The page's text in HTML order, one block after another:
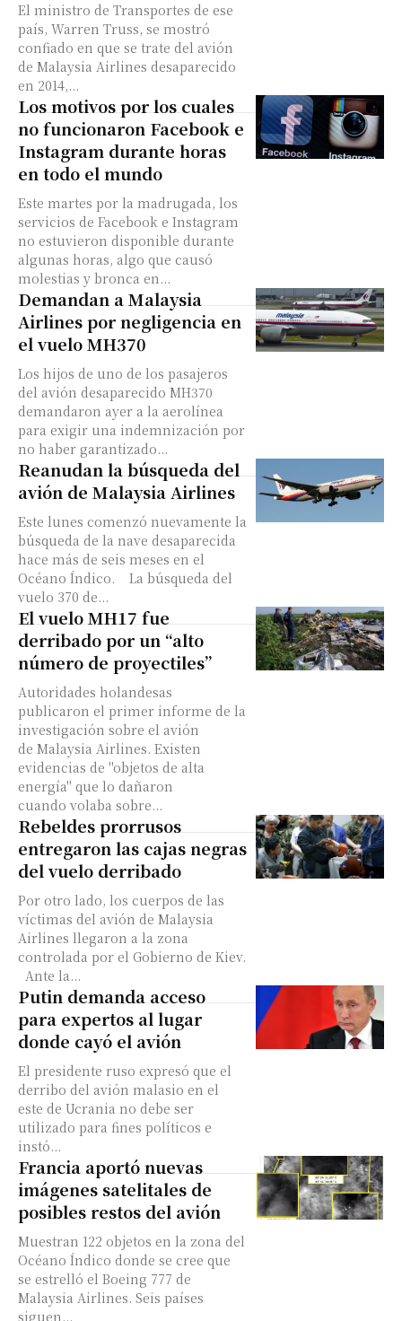
El ministro de Transportes de ese
país, Warren Truss, se mostró
confiado en que se trate del avión
de Malaysia Airlines desaparecido
en 2014,...
Los motivos por los cuales
no funcionaron Facebook e
Instagram durante horas
en todo el mundo
Este martes por la madrugada, los
servicios de Facebook e Instagram
no estuvieron disponible durante
algunas horas, algo que causó
molestias y bronca en...
Demandan a Malaysia
Airlines por negligencia en
el vuelo MH370
Los hijos de uno de los pasajeros
del avión desaparecido MH370
demandaron ayer a la aerolínea
para exigir una indemnización por
no haber garantizado...
Reanudan la búsqueda del
avión de Malaysia Airlines
Este lunes comenzó nuevamente la
búsqueda de la nave desaparecida
hace más de seis meses en el
Océano Índico. La búsqueda del
vuelo 370 de...
El vuelo MH17 fue
derribado por un “alto
número de proyectiles”
Autoridades holandesas
publicaron el primer informe de la
investigación sobre el avión
de Malaysia Airlines. Existen
evidencias de "objetos de alta
energía" que lo dañaron
cuando volaba sobre...
Rebeldes prorrusos
entregaron las cajas negras
del vuelo derribado
Por otro lado, los cuerpos de las
víctimas del avión de Malaysia
Airlines llegaron a la zona
controlada por el Gobierno de Kiev.
Ante la...
Putin demanda acceso
para expertos al lugar
donde cayó el avión
El presidente ruso expresó que el
derribo del avión malasio en el
este de Ucrania no debe ser
utilizado para fines políticos e
instó...
Francia aportó nuevas
imágenes satelitales de
posibles restos del avión
Muestran 122 objetos en la zona del
Océano Índico donde se cree que
se estrelló el Boeing 777 de
Malaysia Airlines. Seis países
siguen...